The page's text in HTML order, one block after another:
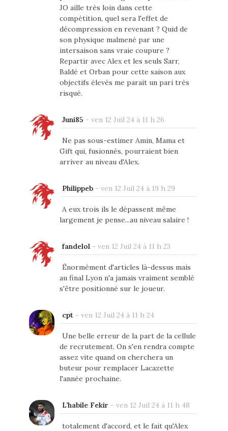
JO aille très loin dans cette
compétition, quel sera l'effet de
décompression en revenant ? Quid de
son physique malmené par une
intersaison sans vraie coupure ?
Repartir avec Alex et les seuls Sarr,
Baldé et Orban pour cette saison aux
objectifs élevés me parait un pari très
risqué.
Juni85 - ven 12 Juil 24 à 11 h 26
Ne pas sous-estimer Amin, Mama et
Gift qui, fusionnés, pourraient bien
arriver au niveau d'Alex.
Philippeb- ven 12 Juil 24 à 19 h 29
A eux trois ils le dépassent même
largement je pense...au niveau salaire !
fandelol - ven 12 Juil 24 à 11 h 23
Énormément d'articles là-dessus mais
au final Lyon n'a jamais vraiment semblé
s'être positionné sur le joueur.
cpt- ven 12 Juil 24 à 11 h 24
Une belle erreur de la part de la cellule
de recrutement. On s'en rendra compte
assez vite quand on cherchera un
buteur pour remplacer Lacazette
l'année prochaine.
L’habile Fekir - ven 12 Juil 24 à 11 h 48
totalement d'accord, et le fait qu'Alex